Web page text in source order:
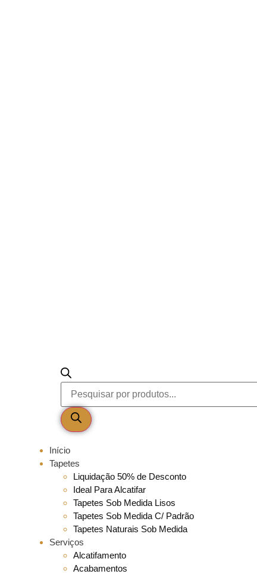
Início
Tapetes
Liquidação 50% de Desconto
Ideal Para Alcatifar
Tapetes Sob Medida Lisos
Tapetes Sob Medida C/ Padrão
Tapetes Naturais Sob Medida
Serviços
Alcatifamento
Acabamentos